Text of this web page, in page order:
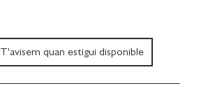
T'avisem quan estigui disponible